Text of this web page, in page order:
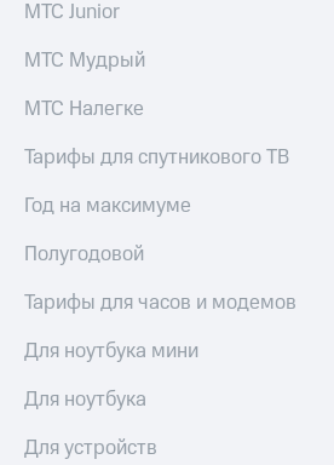
Акции
Домашний
ТВ
Спутниковое
телефон
Перейти
в МТС
со своим
номером
мес
МТС
Premium
Подписка
интернета,
музыка
другое
Семейная
на тарифы,
общие
подписки
МТС Junior
МТС Мудрый
МТС Налегке
Тарифы для спутникового ТВ
Год на максимуме
Полугодовой
Тарифы для часов и модемов
Для ноутбука мини
Для ноутбука
Для устройств